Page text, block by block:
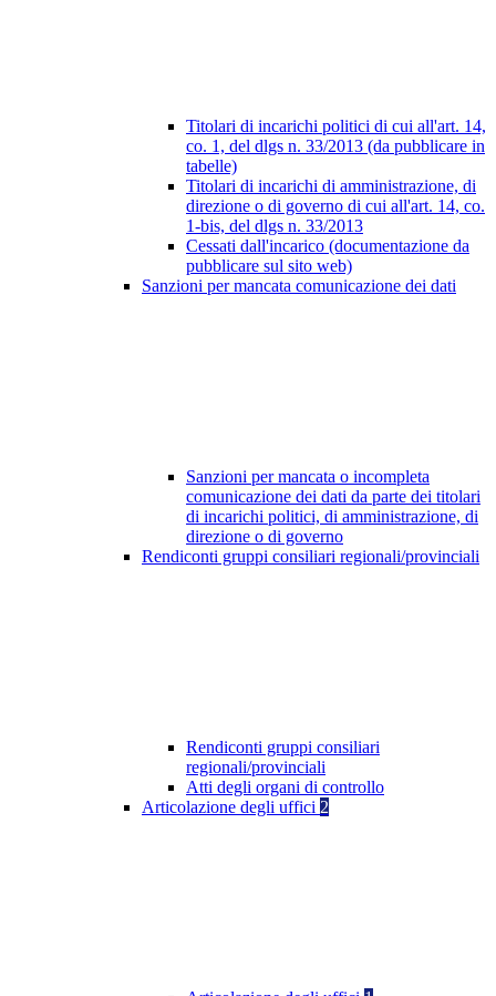
Titolari di incarichi politici di cui all'art. 14,
co. 1, del dlgs n. 33/2013 (da pubblicare in
tabelle)
Titolari di incarichi di amministrazione, di
direzione o di governo di cui all'art. 14, co.
1-bis, del dlgs n. 33/2013
Cessati dall'incarico (documentazione da
pubblicare sul sito web)
Sanzioni per mancata comunicazione dei dati
Sanzioni per mancata o incompleta
comunicazione dei dati da parte dei titolari
di incarichi politici, di amministrazione, di
direzione o di governo
Rendiconti gruppi consiliari regionali/provinciali
Rendiconti gruppi consiliari
regionali/provinciali
Atti degli organi di controllo
Articolazione degli uffici 2